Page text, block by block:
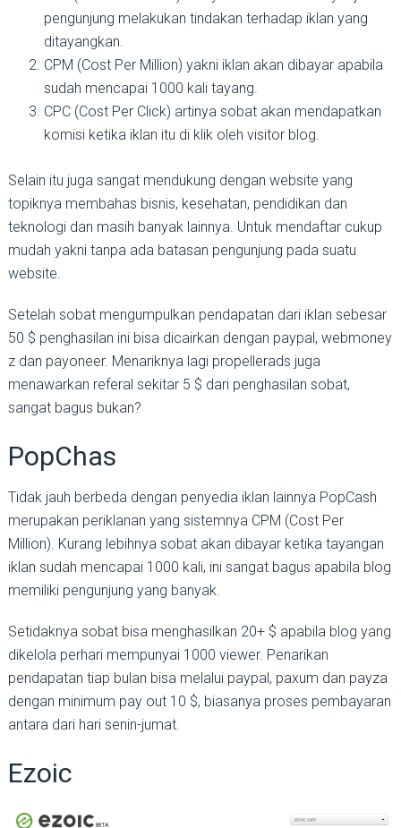
pengunjung melakukan tindakan terhadap iklan yang
ditayangkan.
CPM (Cost Per Million) yakni iklan akan dibayar apabila
sudah mencapai 1000 kali tayang.
CPC (Cost Per Click) artinya sobat akan mendapatkan
komisi ketika iklan itu di klik oleh visitor blog.
Selain itu juga sangat mendukung dengan website yang
topiknya membahas bisnis, kesehatan, pendidikan dan
teknologi dan masih banyak lainnya. Untuk mendaftar cukup
mudah yakni tanpa ada batasan pengunjung pada suatu
website.
Setelah sobat mengumpulkan pendapatan dari iklan sebesar
50 $ penghasilan ini bisa dicairkan dengan paypal, webmoney
z dan payoneer. Menariknya lagi propellerads juga
menawarkan referal sekitar 5 $ dari penghasilan sobat,
sangat bagus bukan?
PopChas
Tidak jauh berbeda dengan penyedia iklan lainnya PopCash
merupakan periklanan yang sistemnya CPM (Cost Per
Million). Kurang lebihnya sobat akan dibayar ketika tayangan
iklan sudah mencapai 1000 kali, ini sangat bagus apabila blog
memiliki pengunjung yang banyak.
Setidaknya sobat bisa menghasilkan 20+ $ apabila blog yang
dikelola perhari mempunyai 1000 viewer. Penarikan
pendapatan tiap bulan bisa melalui paypal, paxum dan payza
dengan minimum pay out 10 $, biasanya proses pembayaran
antara dari hari senin-jumat.
Ezoic